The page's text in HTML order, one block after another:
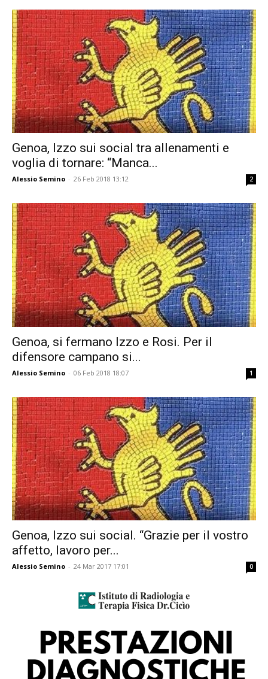
Genoa, Izzo sui social tra allenamenti e
voglia di tornare: “Manca...
Alessio Semino - 26 Feb 2018 13:12 2
Genoa, si fermano Izzo e Rosi. Per il
difensore campano si...
Alessio Semino - 06 Feb 2018 18:07 1
Genoa, Izzo sui social. “Grazie per il vostro
affetto, lavoro per...
Alessio Semino - 24 Mar 2017 17:01 0